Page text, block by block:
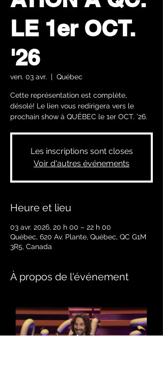
LE 1er OCT.
'26
ven. 03 avr.
  |
Québec
Cette représentation est complète,
désolé! Le lien vous redirigera vers le
prochain show à QUÉBEC le 1er OCT. ’26.
Les inscriptions sont closes
Voir d'autres événements
Heure et lieu
03 avr. 2026, 20 h 00 – 22 h 00
Québec, 620 Av. Plante, Québec, QC G1M
3R5, Canada
À propos de l'événement